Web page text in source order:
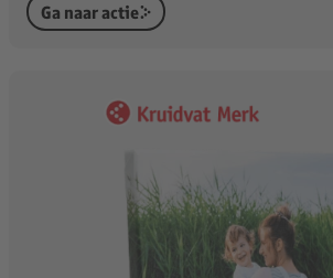
Ga naar actie